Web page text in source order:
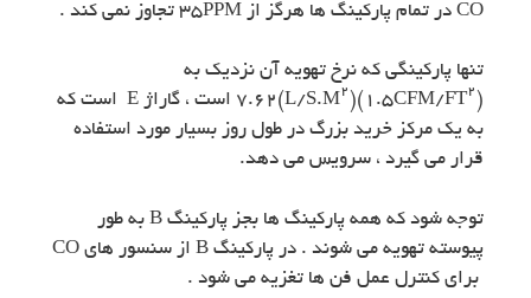
CO در تمام پارکینگ ها هرگز از ۳۵PPM تجاوز نمی کند .
تنها پارکینگی که نرخ تهویه آن نزدیک به
(۱.۵CFM/FT ۲ )۷.۶۲(L/S.M ۲
) است ، گاراژ E است که
به یک مرکز خرید بزرگ در طول روز بسیار مورد استفاده
قرار می گیرد ، سرویس می دهد.
توجه شود که همه پارکینگ ها بجز پارکینگ B به طور
پیوسته تهویه می شوند . در پارکینگ B از سنسور های CO
برای کنترل عمل فن ها تغزیه می شود .